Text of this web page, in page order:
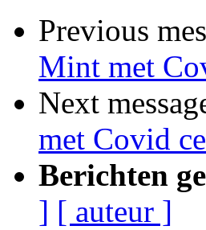
Previous
Mint met
Next
met Covid
Berichten
] [ auteur ]